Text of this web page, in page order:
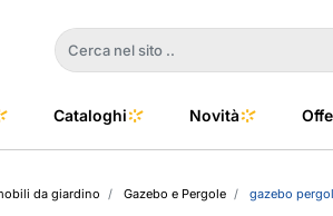
Cataloghi Novità
da giardino Gazebo e Pergole gazebo